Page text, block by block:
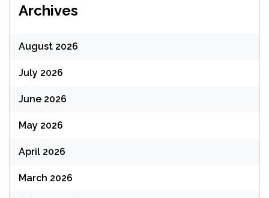
Archives
August 2026
July 2026
June 2026
May 2026
April 2026
March 2026